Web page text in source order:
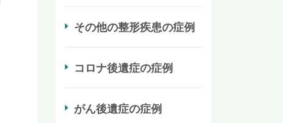
その他の整形疾患の症例
コロナ後遺症の症例
がん後遺症の症例